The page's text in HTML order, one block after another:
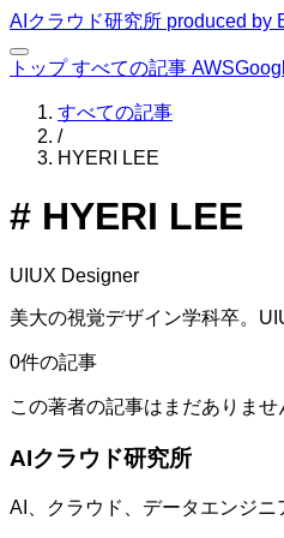
AIクラウド研究所 produced by
トップすべての記事 AWS
すべての記事
/
HYERI LEE​​​​‌ ‍ ​‍​‍‌‍ ‌ ​‍‌‍‍‌‌‍‌ ‌‍‍‌‌‍ ‍​‍​‍​ ‍‍​‍​‍‌ ​ ‌‍​‌‌‍ ‍‌‍‍‌‌ ‌​‌ ‍‌​‍ ‍‌‍‍‌‌‍ ​‍​‍​‍ ​​‍​‍‌‍‍​‌ ​‍‌‍‌‌‌‍‌‍​‍​‍​ ‍‍​‍​‍‌‍‍​‌ ‌​‌ ‌​‌ ​​​ ‍‍​‍ ​‍ ‌‍ ​‌‍ ‌‍​ ‌‍​‌‌‍ ​‌‍‍​‌‍ ‌ ​ ‌ ‌​​ ‍‍​ ​ ​ ​ ​ ​ ​ ​ ​‍ ‌‍‍‌‌‍ ‍‌ ‌​‌‍‌‌‌‍ ‍‌ ‌​​‍ ‌‍‌‌‌‍‌​‌‍‍‌‌ ‌​​‍ ‌‍ ‌‌‍ ‌‍‌​‌‍‌‌​ ‌‌ ​​‌ ​‍‌‍‌‌‌ ​ ‌‍‌‌‌‍ ‍‌ ‌​‌‍​‌‌ ‌​‌‍‍‌‌‍ ‌‍ ‍​ ‍ ‌‍‍‌‌‍‌​​ ‌‌‍​‍​ ‍​​ ‌‍‌‍​‍‌‍‌​​ ‌​​ ‌​‌‍‌‌​‍ ‌​ ‌‌​ ‌‌​ ‌ ​ ‍​​‍ ‌​ ‌​​ ​​​ ​​‌‍‌‌​‍ ‌‌‍​‍​ ‌‍​ ​​​ ‌ ​‍ ‌​ ‍​​ ‌‌​ ‌​‌‍‌‍​ ​ ​ ‌​​ ‌‍​ ​‍‌‍​‌‌‍​ ‌‍​‍‌‍​‍​ ‍ ‌ ‌​‌ ‍‌‌ ​​‌‍‌‌​ ‌‌‍​‌‌ ‌‌‌ ‌​‌‍‍​‌‍ ‌ ​‍​ ‍ ‌ ​​‌‍​‌‌ ‌​‌‍‍​​ ‌‌‍ ‍‌‍​‌‌‍ ‌‌‍‌‌​ ‌‍​‍‌‍​‌‌ ​ ‌‍‌‌‌‌‌‌‌ ​‍‌‍ ​​ ‌‌‍‍​‌ ‌​‌ ‌​‌ ​​​‍‌‌​ ​ ‌​​‌​‍‌‌​ ​‍‌​‌‍​‍‌‌​ ​‍‌​‌‍‌‍ ​‌‍ ‌‍​ ‌‍​‌‌‍ ​‌‍‍​‌‍ ‌ ​ ‌ ‌​​‍‌‌​ ​ ‌​​‌​ ​ ​ ​ ​ ​ ​ ​ ​‍‌‍‌‍‍‌‌‍‌​​ ‌‌‍​‍​ ‍​​ ‌‍‌‍​‍‌‍‌​​ ‌​​ ‌​‌‍‌‌​‍ ‌​ ‌‌​ ‌‌​ ‌ ​ ‍​​‍ ‌​ ‌​​ ​​​ ​​‌‍‌‌​‍ ‌‌‍​‍​ ‌‍​ ​​​ ‌ ​‍ ‌​ ‍​​ ‌‌​ ‌​‌‍‌‍​ ​ ​ ‌​​ ‌‍​ ​‍‌‍​‌‌‍​ ‌‍​‍‌‍​‍​‍‌‍‌ ‌​‌ ‍‌‌ ​​‌‍‌‌​ ‌‌‍​‌‌ ‌‌‌ ‌​‌‍‍​‌‍ ‌ ​‍​‍‌‍‌ ​​‌‍​‌‌ ‌​‌‍‍​​ ‌‌‍ ‍‌‍​‌‌‍ ‌‌‍‌‌​‍‌‍‌ ​​‌‍‌‌‌ ​‍‌ ​ ‌ ​​‌‍‌‌‌‍​ ‌ ‌​‌‍‍‌‌ ‌‍‌‍‌‌​ ‌‌ ​​‌ ‌‌‌‍​‍‌‍ ​‌‍‍‌‌ ​ ‌‍‍​‌‍‌‌‌‍‌​​‍​‍‌ ‌
# HYERI LEE​​​​‌ ‍ ​‍​‍‌‍ ‌ ​‍‌‍‍‌‌‍‌ ‌‍‍‌‌‍ ‍​‍​‍​ ‍‍​‍​‍‌ ​ ‌‍​‌‌‍ ‍‌‍‍‌‌ ‌​‌ ‍‌​‍ ‍‌‍‍‌‌‍ ​‍​‍​‍ ​​‍​‍‌‍‍​‌ ​‍‌‍‌‌‌‍‌‍​‍​‍​ ‍‍​‍​‍‌‍‍​‌ ‌​‌ ‌​‌ ​​​ ‍‍​‍ ​‍ ‌‍ ​‌‍ ‌‍​ ‌‍​‌‌‍ ​‌‍‍​‌‍ ‌ ​ ‌ ‌​​ ‍‍​ ​ ​ ​ ​ ​ ​ ​ ​‍ ‌‍‍‌‌‍ ‍‌ ‌​‌‍‌‌‌‍ ‍‌ ‌​​‍ ‌‍‌‌‌‍‌​‌‍‍‌‌ ‌​​‍ ‌‍ ‌‌‍ ‌‍‌​‌‍‌‌​ ‌‌ ​​‌ ​‍‌‍‌‌‌ ​ ‌‍‌‌‌‍ ‍‌ ‌​‌‍​‌‌ ‌​‌‍‍‌‌‍ ‌‍ ‍​ ‍ ‌‍‍‌‌‍‌​​ ‌‌‍​‍​ ‍​​ ‌‍‌‍​‍‌‍‌​​ ‌​​ ‌​‌‍‌‌​‍ ‌​ ‌‌​ ‌‌​ ‌ ​ ‍​​‍ ‌​ ‌​​ ​​​ ​​‌‍‌‌​‍ ‌‌‍​‍​ ‌‍​ ​​​ ‌ ​‍ ‌​ ‍​​ ‌‌​ ‌​‌‍‌‍​ ​ ​ ‌​​ ‌‍​ ​‍‌‍​‌‌‍​ ‌‍​‍‌‍​‍​ ‍ ‌ ‌​‌ ‍‌‌ ​​‌‍‌‌​ ‌‌‍​‌‌ ‌‌‌ ‌​‌‍‍​‌‍ ‌ ​‍​ ‍ ‌ ​​‌‍​‌‌ ‌​‌‍‍​​ ‌‌‍ ‍‌‍​‌‌‍ ‌‌‍‌‌​ ‌‍​‍‌‍​‌‌ ​ ‌‍‌‌‌‌‌‌‌ ​‍‌‍ ​​ ‌‌‍‍​‌ ‌​‌ ‌​‌ ​​​‍‌‌​ ​ ‌​​‌​‍‌‌​ ​‍‌​‌‍​‍‌‌​ ​‍‌​‌‍‌‍ ​‌‍ ‌‍​ ‌‍​‌‌‍ ​‌‍‍​‌‍ ‌ ​ ‌ ‌​​‍‌‌​ ​ ‌​​‌​ ​ ​ ​ ​ ​ ​ ​ ​‍‌‍‌‍‍‌‌‍‌​​ ‌‌‍​‍​ ‍​​ ‌‍‌‍​‍‌‍‌​​ ‌​​ ‌​‌‍‌‌​‍ ‌​ ‌‌​ ‌‌​ ‌ ​ ‍​​‍ ‌​ ‌​​ ​​​ ​​‌‍‌‌​‍ ‌‌‍​‍​ ‌‍​ ​​​ ‌ ​‍ ‌​ ‍​​ ‌‌​ ‌​‌‍‌‍​ ​ ​ ‌​​ ‌‍​ ​‍‌‍​‌‌‍​ ‌‍​‍‌‍​‍​‍‌‍‌ ‌​‌ ‍‌‌ ​​‌‍‌‌​ ‌‌‍​‌‌ ‌‌‌ ‌​‌‍‍​‌‍ ‌ ​‍​‍‌‍‌ ​​‌‍​‌‌ ‌​‌‍‍​​ ‌‌‍ ‍‌‍​‌‌‍ ‌‌‍‌‌​‍‌‍‌ ​​‌‍‌‌‌ ​‍‌ ​ ‌ ​​‌‍‌‌‌‍​ ‌ ‌​‌‍‍‌‌ ‌‍‌‍‌‌​ ‌‌ ​​‌ ‌‌‌‍​‍‌‍ ​‌‍‍‌‌ ​ ‌‍‍​‌‍‌‌‌‍‌​​‍​‍‌ ‌
UIUX Designer​​​​‌ ‍ ​‍​‍‌‍ ‌ ​‍‌‍‍‌‌‍‌ ‌‍‍‌‌‍ ‍​‍​‍​ ‍‍​‍​‍‌ ​ ‌‍​‌‌‍ ‍‌‍‍‌‌ ‌​‌ ‍‌​‍ ‍‌‍‍‌‌‍ ​‍​‍​‍ ​​‍​‍‌‍‍​‌ ​‍‌‍‌‌‌‍‌‍​‍​‍​ ‍‍​‍​‍‌‍‍​‌ ‌​‌ ‌​‌ ​​​ ‍‍​‍ ​‍ ‌‍ ​‌‍ ‌‍​ ‌‍​‌‌‍ ​‌‍‍​‌‍ ‌ ​ ‌ ‌​​ ‍‍​ ​ ​ ​ ​ ​ ​ ​ ​‍ ‌‍‍‌‌‍ ‍‌ ‌​‌‍‌‌‌‍ ‍‌ ‌​​‍ ‌‍‌‌‌‍‌​‌‍‍‌‌ ‌​​‍ ‌‍ ‌‌‍ ‌‍‌​‌‍‌‌​ ‌‌ ​​‌ ​‍‌‍‌‌‌ ​ ‌‍‌‌‌‍ ‍‌ ‌​‌‍​‌‌ ‌​‌‍‍‌‌‍ ‌‍ ‍​ ‍ ‌‍‍‌‌‍‌​​ ‌‌‍​‍​ ‍​​ ‌‍‌‍​‍‌‍‌​​ ‌​​ ‌​‌‍‌‌​‍ ‌​ ‌‌​ ‌‌​ ‌ ​ ‍​​‍ ‌​ ‌​​ ​​​ ​​‌‍‌‌​‍ ‌‌‍​‍​ ‌‍​ ​​​ ‌ ​‍ ‌​ ‍​​ ‌‌​ ‌​‌‍‌‍​ ​ ​ ‌​​ ‌‍​ ​‍‌‍​‌‌‍​ ‌‍​‍‌‍​‍​ ‍ ‌ ‌​‌ ‍‌‌ ​​‌‍‌‌​ ‌‌‍​‌‌ ‌‌‌ ‌​‌‍‍​‌‍ ‌ ​‍​ ‍ ‌ ​​‌‍​‌‌ ‌​‌‍‍​​ ‌‌ ​​‌‍ ‌ ​ ‌‍‍‌‌ ‌​‌‍‍‌‌‍ ‌‍ ‍​ ‌‍​‍‌‍​‌‌ ​ ‌‍‌‌‌‌‌‌‌ ​‍‌‍ ​​ ‌‌‍‍​‌ ‌​‌ ‌​‌ ​​​‍‌‌​ ​ ‌​​‌​‍‌‌​ ​‍‌​‌‍​‍‌‌​ ​‍‌​‌‍‌‍ ​‌‍ ‌‍​ ‌‍​‌‌‍ ​‌‍‍​‌‍ ‌ ​ ‌ ‌​​‍‌‌​ ​ ‌​​‌​ ​ ​ ​ ​ ​ ​ ​ ​‍‌‍‌‍‍‌‌‍‌​​ ‌‌‍​‍​ ‍​​ ‌‍‌‍​‍‌‍‌​​ ‌​​ ‌​‌‍‌‌​‍ ‌​ ‌‌​ ‌‌​ ‌ ​ ‍​​‍ ‌​ ‌​​ ​​​ ​​‌‍‌‌​‍ ‌‌‍​‍​ ‌‍​ ​​​ ‌ ​‍ ‌​ ‍​​ ‌‌​ ‌​‌‍‌‍​ ​ ​ ‌​​ ‌‍​ ​‍‌‍​‌‌‍​ ‌‍​‍‌‍​‍​‍‌‍‌ ‌​‌ ‍‌‌ ​​‌‍‌‌​ ‌‌‍​‌‌ ‌‌‌ ‌​‌‍‍​‌‍ ‌ ​‍​‍‌‍‌ ​​‌‍​‌‌ ‌​‌‍‍​​ ‌‌ ​​‌‍ ‌ ​ ‌‍‍‌‌ ‌​‌‍‍‌‌‍ ‌‍ ‍​‍‌‍‌ ​​‌‍‌‌‌ ​‍‌ ​ ‌ ​​‌‍‌‌‌‍​ ‌ ‌​‌‍‍‌‌ ‌‍‌‍‌‌​ ‌‌ ​​‌ ‌‌‌‍​‍‌‍ ​‌‍‍‌‌ ​ ‌‍‍​‌‍‌‌‌‍‌​​‍​‍‌ ‌
美大の視覚デザイン学科卒。UIUXデザイナー兼プロジェクトリーダー。週末は昼飲み派。​​​​‌
0件の記事
この著者の記事はまだありませ
AIクラウド研究所
AI、クラウド、データエンジ